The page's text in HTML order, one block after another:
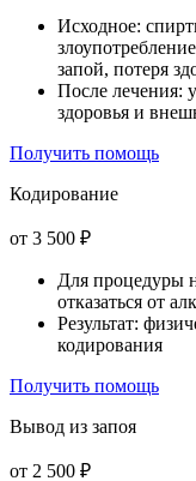
Исходное:
запой, потеря
После лечения:
здоровья и
Получить помощь
Кодирование
от 3 500 ₽
Для процедуры
отказаться от
Результат:
кодирования
Получить помощь
Вывод из запоя
от 2 500 ₽